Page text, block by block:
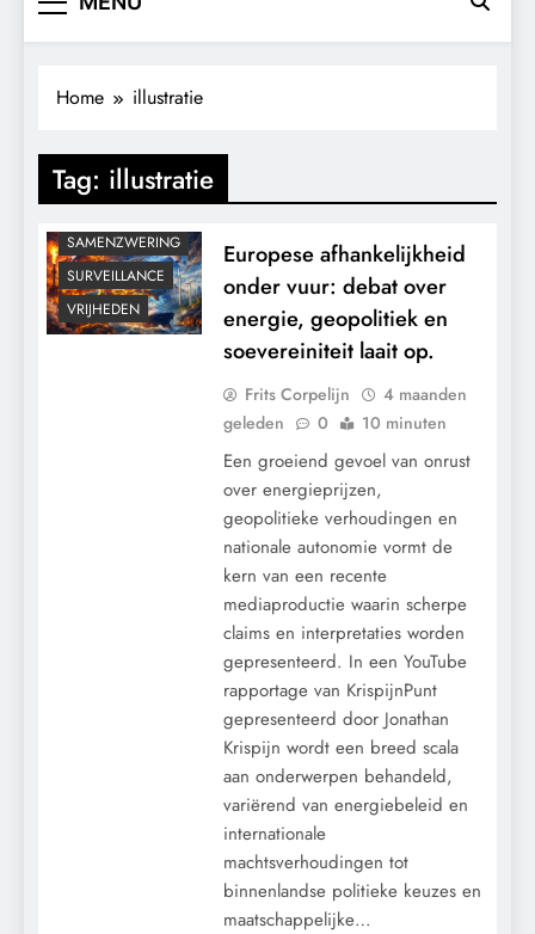
Home illustratie
Tag: illustratie
CONTROLE
GEOPOLITIEK
KALENDER 2030
MACHT
POLITIEK
SAMENZWERING
SURVEILLANCE
VRIJHEDEN
Europese afhankelijkheid
onder vuur: debat over
energie, geopolitiek en
soevereiniteit laait op.
Frits Corpelijn
4 maanden
geleden
0 10 minuten
Een groeiend gevoel van onrust
over energieprijzen,
geopolitieke verhoudingen en
nationale autonomie vormt de
kern van een recente
mediaproductie waarin scherpe
claims en interpretaties worden
gepresenteerd. In een YouTube
rapportage van KrispijnPunt
gepresenteerd door Jonathan
Krispijn wordt een breed scala
aan onderwerpen behandeld,
variërend van energiebeleid en
internationale
machtsverhoudingen tot
binnenlandse politieke keuzes en
maatschappelijke…